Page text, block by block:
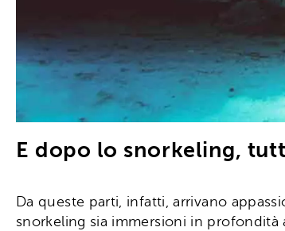
E dopo lo snorkeling,
Da queste parti, infatti, arrivano
snorkeling sia immersioni in profondità